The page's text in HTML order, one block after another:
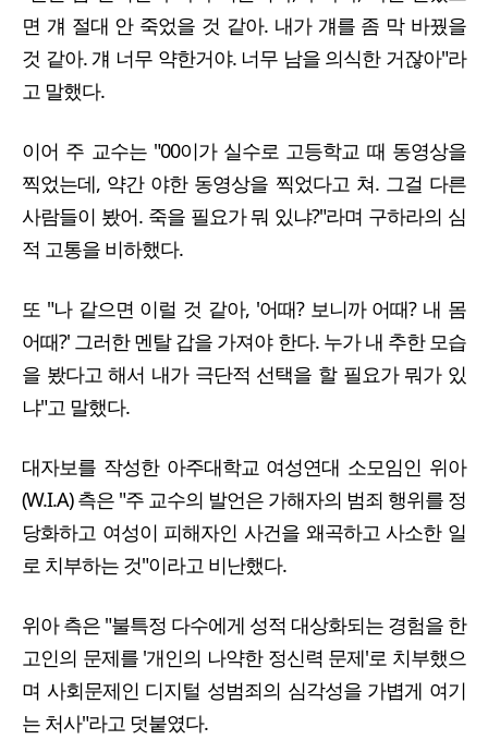
면 걔 절대 안 죽었을 것 같아. 내가 걔를 좀 막 바꿨을
것 같아. 걔 너무 약한거야. 너무 남을 의식한 거잖아"라
고 말했다.
이어 주 교수는 "00이가 실수로 고등학교 때 동영상을
찍었는데, 약간 야한 동영상을 찍었다고 쳐. 그걸 다른
사람들이 봤어. 죽을 필요가 뭐 있냐?"라며 구하라의 심
적 고통을 비하했다.
또 "나 같으면 이럴 것 같아, '어때? 보니까 어때? 내 몸
어때?' 그러한 멘탈 갑을 가져야 한다. 누가 내 추한 모습
을 봤다고 해서 내가 극단적 선택을 할 필요가 뭐가 있
냐"고 말했다.
대자보를 작성한 아주대학교 여성연대 소모임인 위아
(W.I.A) 측은 "주 교수의 발언은 가해자의 범죄 행위를 정
당화하고 여성이 피해자인 사건을 왜곡하고 사소한 일
로 치부하는 것"이라고 비난했다.
위아 측은 "불특정 다수에게 성적 대상화되는 경험을 한
고인의 문제를 '개인의 나약한 정신력 문제'로 치부했으
며 사회문제인 디지털 성범죄의 심각성을 가볍게 여기
는 처사"라고 덧붙였다.